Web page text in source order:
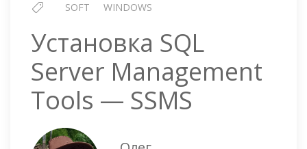
SOFT WINDOWS
Установка SQL
Server Management
Tools — SSMS